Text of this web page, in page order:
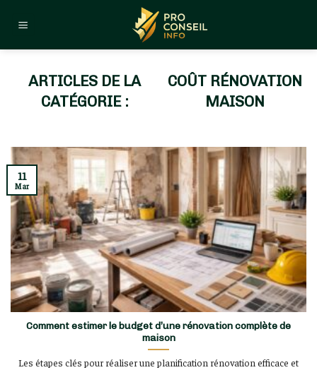
COÛT RÉNOVATION
MAISON
Comment estimer le budget d’une rénovation complète de
maison
Les étapes clés pour réaliser une planification rénovation efficace et
11
Mar